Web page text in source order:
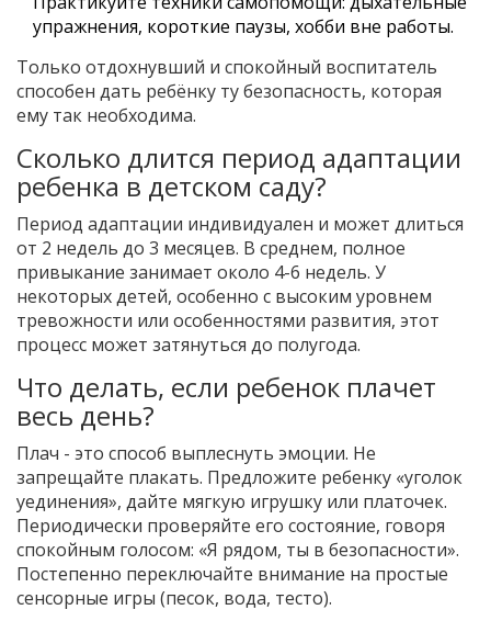
упражнения, короткие паузы, хобби вне работы.
Только отдохнувший и спокойный воспитатель
способен дать ребёнку ту безопасность, которая
ему так необходима.
Сколько длится период адаптации
ребенка в детском саду?
Период адаптации индивидуален и может длиться
от 2 недель до 3 месяцев. В среднем, полное
привыкание занимает около 4-6 недель. У
некоторых детей, особенно с высоким уровнем
тревожности или особенностями развития, этот
процесс может затянуться до полугода.
Что делать, если ребенок плачет
весь день?
Плач - это способ выплеснуть эмоции. Не
запрещайте плакать. Предложите ребенку «уголок
уединения», дайте мягкую игрушку или платочек.
Периодически проверяйте его состояние, говоря
спокойным голосом: «Я рядом, ты в безопасности».
Постепенно переключайте внимание на простые
сенсорные игры (песок, вода, тесто).